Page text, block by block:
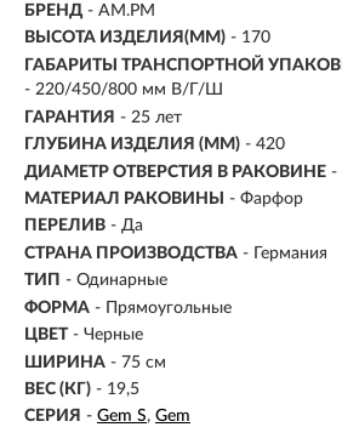
БРЕНД - AM.PM
ВЫСОТА ИЗДЕЛИЯ(ММ) - 170
ГАБАРИТЫ ТРАНСПОРТНОЙ
- 220/450/800 мм В/Г/Ш
ГАРАНТИЯ - 25 лет
ГЛУБИНА ИЗДЕЛИЯ (ММ) - 420
ДИАМЕТР ОТВЕРСТИЯ В РАКОВИНЕ -
МАТЕРИАЛ РАКОВИНЫ
- Фарфор
ПЕРЕЛИВ - Да
СТРАНА ПРОИЗВОДСТВА - Германия
ТИП - Одинарные
ФОРМА - Прямоугольные
ЦВЕТ - Черные
ШИРИНА - 75 см
ВЕС (КГ) - 19,5
СЕРИЯ - Gem S Gem